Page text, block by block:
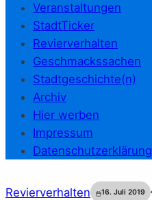
Veranstaltungen
StadtTicker
Revierverhalten
Geschmackssachen
Stadtgeschichte(n)
Archiv
Hier werben
Impressum
Datenschutzerklärung
Revierverhalten 16. Juli 2019